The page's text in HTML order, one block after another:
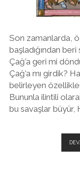
Son zamanlarda,
başladığından
Çağ’a geri mi
Çağ’a mı girdik?
belirleyen
Bununla ilintili
bu savaşlar büyür,